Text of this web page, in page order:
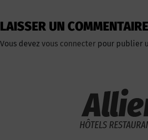
LAISSER UN COMMENTAIRE
Vous devez vous connecter pour publier